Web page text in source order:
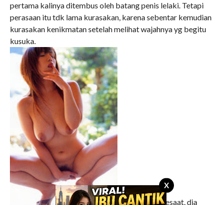
X
pertama kalinya ditembus oleh batang penis lelaki. Tetapi
perasaan itu tdk lama kurasakan, karena sebentar kemudian
kurasakan kenikmatan setelah melihat wajahnya yg begitu
kusuka.
Setelah diam sesaat, dia